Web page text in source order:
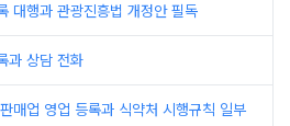
대행과 관광진흥법 개정안 필독
과 상담 전화
매업 영업 등록과 식약처 시행규칙 일부